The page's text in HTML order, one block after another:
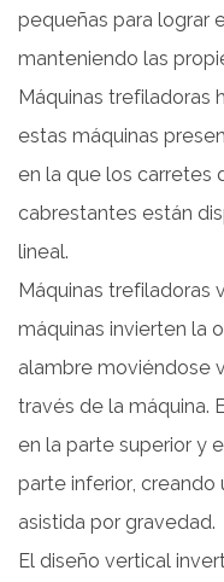
4.
Calidad
cable
y
acabado
superficial
mejorados
Eficiencia
Energética
6
6.
Seguridad
ergonomía
mejoradas
pequeñas para lograr
manteniendo las
Máquinas trefiladoras
estas máquinas
en la que los carretes
cabrestantes están
lineal.
Máquinas trefiladoras
máquinas invierten la
alambre moviéndose
través de la máquina.
en la parte superior y
parte inferior,
asistida por gravedad.
El diseño vertical